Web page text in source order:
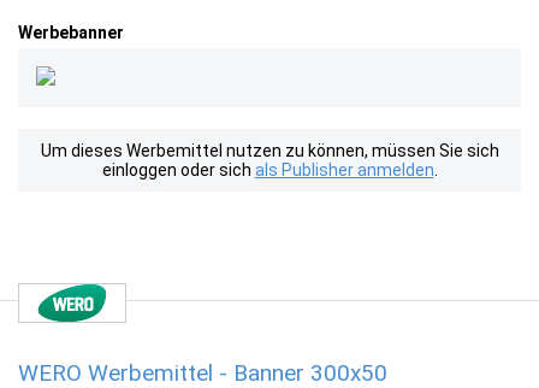
Werbebanner
Um dieses Werbemittel nutzen zu können, müssen Sie sich
einloggen oder sich als Publisher anmelden
WERO Werbemittel - Banner 300x50